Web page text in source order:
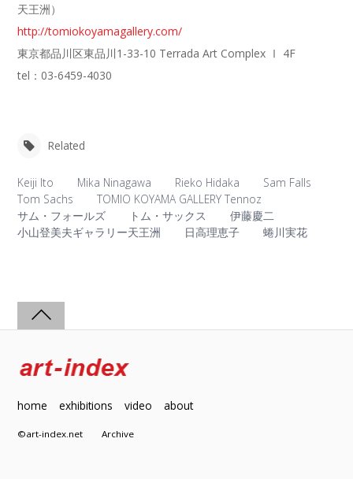
天王洲）
http://tomiokoyamagallery.com/
東京都品川区東品川1-33-10 Terrada Art Complex Ⅰ 4F
tel：03-6459-4030
Related
Keiji Ito Mika Ninagawa Rieko Hidaka
Sam Falls
Tom Sachs
TOMIO KOYAMA GALLERY Tennoz
サム・フォールズ
トム・サックス
伊藤慶二
小山登美夫ギャラリー天王洲
日高理恵子 蜷川実花
home exhibitions video about
©art-index.netArchive